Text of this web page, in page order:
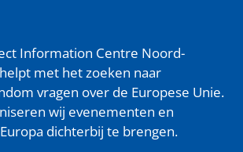
Information Centre Noord-
met het zoeken naar
vragen over de Europese Unie.
wij evenementen en
dichterbij te brengen.